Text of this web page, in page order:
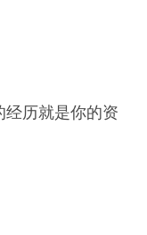
经历就是你的资